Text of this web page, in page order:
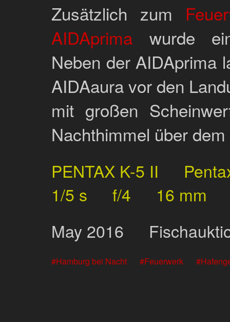
Zusätzlich zum
AIDAprima wurde
Neben der AIDAprima
AIDAaura vor den
mit großen
Nachthimmel über
PENTAX K-5 II
1/5 s
f/4
16 mm
May 2016
Hamburg bei Nacht Feuerwerk